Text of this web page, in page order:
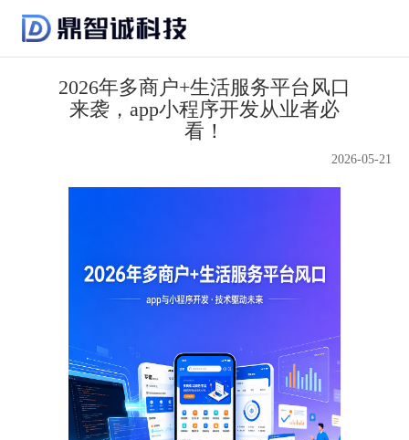
2026年多商户+生活服务平台风口
来袭，app小程序开发从业者必
看！
2026-05-21